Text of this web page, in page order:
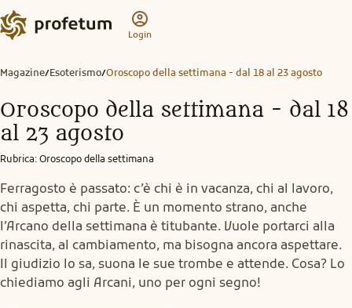
Login
Magazine/Esoterismo/Oroscopo della settimana - dal 18 al 23 agosto
Oroscopo della settimana - dal 18
al 23 agosto
Rubrica: Oroscopo della settimana
Ferragosto è passato: c’è chi è in vacanza, chi al lavoro,
chi aspetta, chi parte. È un momento strano, anche
l’Arcano della settimana è titubante. Vuole portarci alla
rinascita, al cambiamento, ma bisogna ancora aspettare.
Il giudizio lo sa, suona le sue trombe e attende. Cosa? Lo
chiediamo agli Arcani, uno per ogni segno!